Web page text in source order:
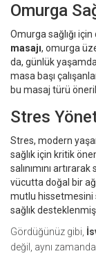
Omurga
Omurga sağlığı
masajı, omurga
da, günlük
masa başı
bu masaj türü
Stres
Stres, modern
sağlık için kritik
salınımını
vücutta doğal bir
mutlu hissetmesini
sağlık
Gördüğünüz gibi,
değil, aynı